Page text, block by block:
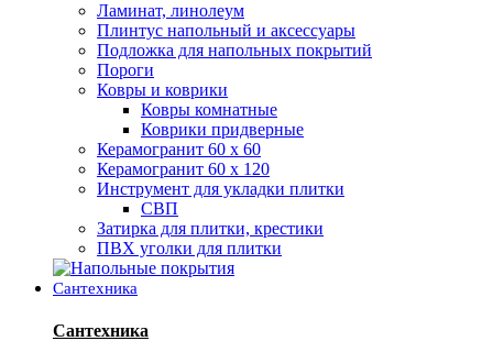
Ламинат, линолеум
Плинтус напольный и аксессуары
Подложка для напольных покрытий
Пороги
Ковры и коврики
Ковры комнатные
Коврики придверные
Керамогранит 60 х 60
Керамогранит 60 х 120
Инструмент для укладки плитки
СВП
Затирка для плитки, крестики
ПВХ уголки для плитки
Сантехника
Сантехника